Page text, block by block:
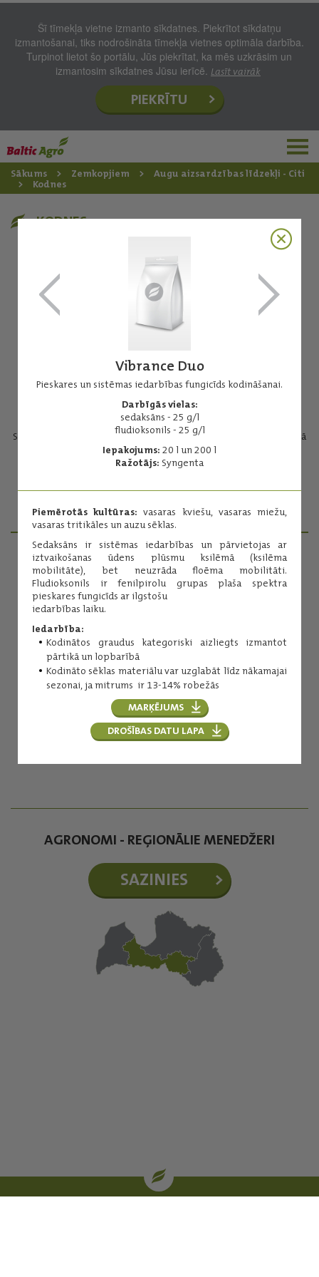
Šī tīmekļa vietne izmanto sīkdatnes. Piekrītot sīkdatņu
izmantošanai, tiks nodrošināta tīmekļa vietnes optimāla darbība.
Turpinot lietot šo portālu, Jūs piekrītat, ka mēs uzkrāsim un
izmantosim sīkdatnes Jūsu ierīcē. Lasīt vairāk
PIEKRĪTU
Sākums Zemkopjiem
Augu aizsardzības līdzekļi - Citi
Kodnes
Vibrance Duo
Pieskares un sistēmas iedarbības fungicīds kodināšanai.
Darbīgās vielas:
sedaksāns - 25 g/l
fludioksonils - 25 g/l
Iepakojums: 20 l un 200 l
Ražotājs: Syngenta
Piemērotās kultūras:vasaras kviešu, vasaras miežu,
vasaras tritikāles un auzu sēklas.
Sedaksāns ir sistēmas iedarbības un pārvietojas ar
iztvaikošanas ūdens plūsmu ksilēmā (ksilēma
mobilitāte), bet neuzrāda floēma mobilitāti.
Fludioksonils ir fenilpirolu grupas plaša spektra
pieskares fungicīds ar ilgstošu
iedarbības laiku.
Iedarbība:
Kodinātos graudus kategoriski aizliegts izmantot
pārtikā un lopbarībā
Kodināto sēklas materiālu var uzglabāt līdz nākamajai
sezonai, ja mitrums ir 13-14% robežās
MARĶĒJUMS
DROŠĪBAS DATU LAPA
KODNES
Allstar
Sistēmas iedarbības fungicīds un kodne melnā kraupja, sudrabotā
kraupja un antraknozes ierobežošanai kartupeļu stādījumos.
300 g/l fluksapiroksāds
Lasīt vairāk
PRODUKTU MENEDŽERI
Inese Kuniga
Augu aizsardzības līdzekļi
(+371) 29254276
AGRONOMI - REĢIONĀLIE MENEDŽERI
SAZINIES